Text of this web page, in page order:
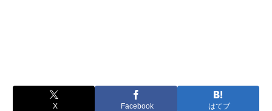
X Facebook はてブ